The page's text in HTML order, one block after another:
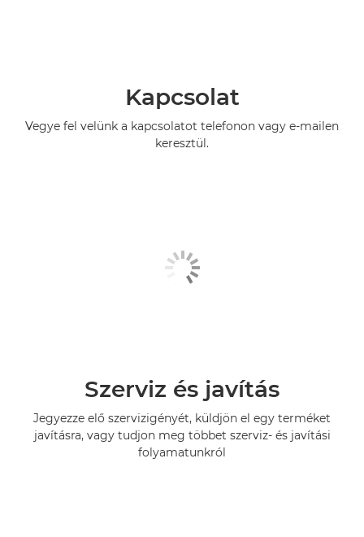
Kapcsolat
Vegye fel velünk a kapcsolatot telefonon vagy e-mailen
keresztül.
Szerviz és javítás
Jegyezze elő szervizigényét, küldjön el egy terméket
javításra, vagy tudjon meg többet szerviz- és javítási
folyamatunkról